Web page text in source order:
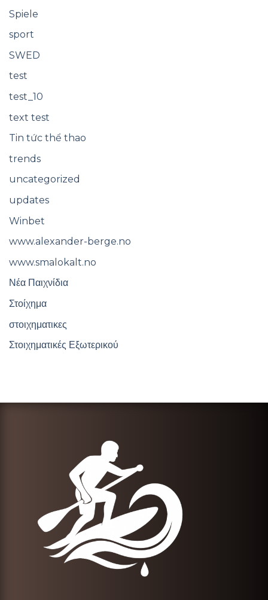
Spiele
sport
SWED
test
test_10
text test
Tin tức thể thao
trends
uncategorized
updates
Winbet
www.alexander-berge.no
www.smalokalt.no
Νέα Παιχνίδια
Στοίχημα
στοιχηματικες
Στοιχηματικές Εξωτερικού